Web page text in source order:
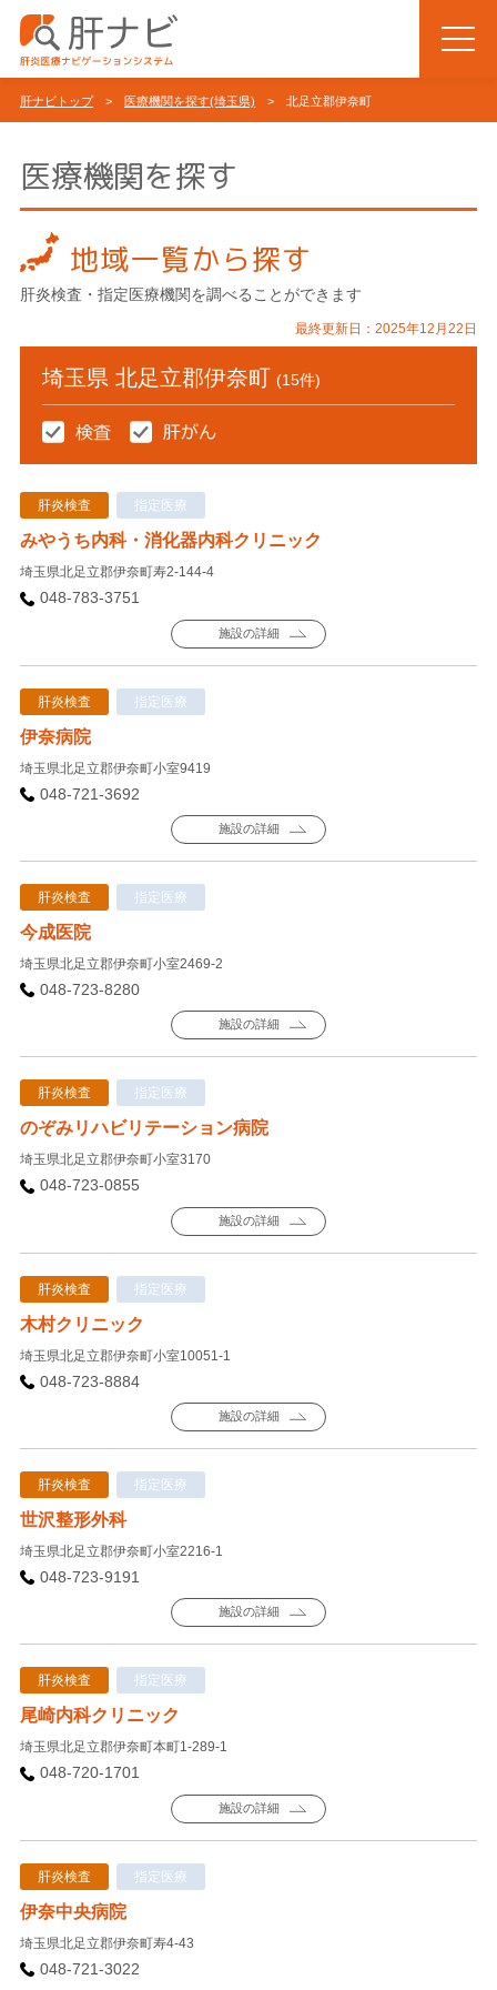
肝ナビトップ> 医療機関を探す(埼玉県) > 北足立郡伊奈町
医療機関を探す
地域一覧から探す
肝炎検査・指定医療機関を調べることができます
最終更新日：2025年12月22日
埼玉県 北足立郡伊奈町 (15件)
肝炎検査 指定医療
みやうち内科・消化器内科クリニック
埼玉県北足立郡伊奈町寿2-144-4
048-783-3751
施設の詳細
肝炎検査 指定医療
伊奈病院
埼玉県北足立郡伊奈町小室9419
048-721-3692
施設の詳細
肝炎検査 指定医療
今成医院
埼玉県北足立郡伊奈町小室2469-2
048-723-8280
施設の詳細
肝炎検査 指定医療
のぞみリハビリテーション病院
埼玉県北足立郡伊奈町小室3170
048-723-0855
施設の詳細
肝炎検査 指定医療
木村クリニック
埼玉県北足立郡伊奈町小室10051-1
048-723-8884
施設の詳細
肝炎検査 指定医療
世沢整形外科
埼玉県北足立郡伊奈町小室2216-1
048-723-9191
施設の詳細
肝炎検査 指定医療
尾崎内科クリニック
埼玉県北足立郡伊奈町本町1-289-1
048-720-1701
施設の詳細
肝炎検査 指定医療
伊奈中央病院
埼玉県北足立郡伊奈町寿4-43
048-721-3022